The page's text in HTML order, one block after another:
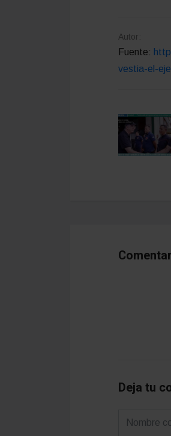
Autor:
Fuente:
vestia-el-
Deja tu